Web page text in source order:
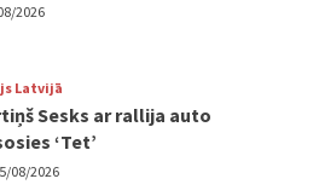
2026
Latvijā
Sesks ar rallija auto
‘Tet’
08/2026